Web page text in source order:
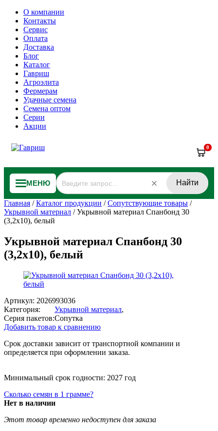
О компании
Контакты
Сервис
Оплата
Доставка
Блог
Каталог
Гавриш
Агроэлита
Фермерам
Удачные семена
Семена оптом
Серии
Акции
0
МЕНЮ Найти
Главная /Каталог продукции /Сопутствующие товары /
Укрывной материал /Укрывной материал Спанбонд 30
(3,2х10), белый
Укрывной материал Спанбонд 30
(3,2х10), белый
Артикул: 2026993036
Категория:
Укрывной материал,
Серия пакетов:Сопутка
Добавить товар к сравнению
Срок доставки зависит от транспортной компании и
определяется при оформлении заказа.
Минимальный срок годности: 2027 год
Сколько семян в 1 грамме?
Нет в наличии
Этот товар временно недоступен для заказа